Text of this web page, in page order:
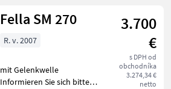
Fella SM 270
3.700
€
s DPH od
obchodníka
3.274,34 €
netto
R. v. 2007
mit Gelenkwelle
Informieren Sie sich bitte